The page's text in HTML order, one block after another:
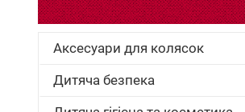
Аксесуари для колясок
Дитяча безпека